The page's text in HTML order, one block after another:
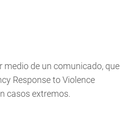
medio de un comunicado, que
Response to Violence
casos extremos.